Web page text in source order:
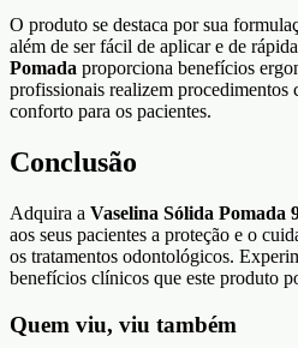
O produto se destaca por sua
além de ser fácil de aplicar e de
Pomada proporciona benefícios
profissionais realizem procedimentos
conforto para os pacientes.
Conclusão
Adquira a Vaselina Sólida Pomada
aos seus pacientes a proteção e o
os tratamentos odontológicos.
benefícios clínicos que este produto
Quem viu, viu também